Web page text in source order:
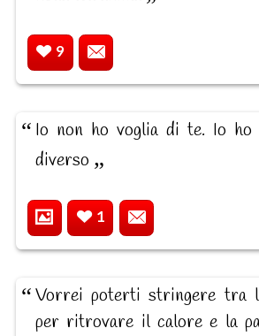
9
Io non ho voglia di te. Io
diverso
1
Vorrei poterti stringere tra
per ritrovare il calore e la